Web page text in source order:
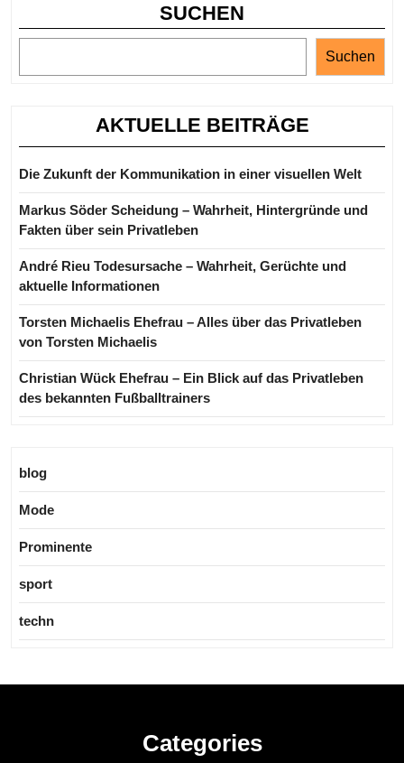
SUCHEN
Suchen
AKTUELLE BEITRÄGE
Die Zukunft der Kommunikation in einer visuellen Welt
Markus Söder Scheidung – Wahrheit, Hintergründe und
Fakten über sein Privatleben
André Rieu Todesursache – Wahrheit, Gerüchte und
aktuelle Informationen
Torsten Michaelis Ehefrau – Alles über das Privatleben
von Torsten Michaelis
Christian Wück Ehefrau – Ein Blick auf das Privatleben
des bekannten Fußballtrainers
blog
Mode
Prominente
sport
techn
Categories